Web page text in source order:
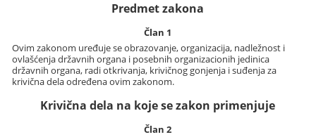
Predmet zakona
Član 1
Ovim zakonom uređuje se obrazovanje, organizacija, nadležnost i
ovlašćenja državnih organa i posebnih organizacionih jedinica
državnih organa, radi otkrivanja, krivičnog gonjenja i suđenja za
krivična dela određena ovim zakonom.
Krivična dela na koje se zakon primenjuje
Član 2